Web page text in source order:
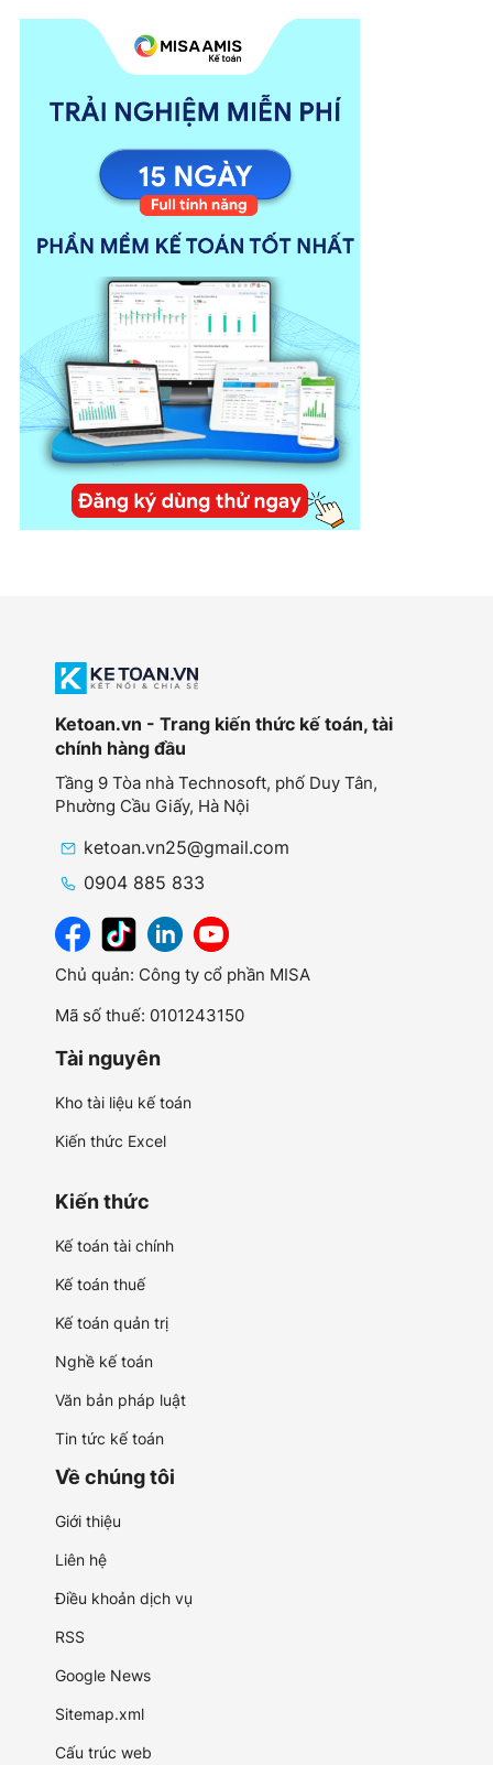
Ketoan.vn - Trang kiến thức kế toán, tài
chính hàng đầu
Tầng 9 Tòa nhà Technosoft, phố Duy Tân,
Phường Cầu Giấy, Hà Nội
ketoan.vn25@gmail.com
0904 885 833
Chủ quản: Công ty cổ phần MISA
Mã số thuế: 0101243150
Tài nguyên
Kho tài liệu kế toán
Kiến thức Excel
Kiến thức
Kế toán tài chính
Kế toán thuế
Kế toán quản trị
Nghề kế toán
Văn bản pháp luật
Tin tức kế toán
Về chúng tôi
Giới thiệu
Liên hệ
Điều khoản dịch vụ
RSS
Google News
Sitemap.xml
Cấu trúc web